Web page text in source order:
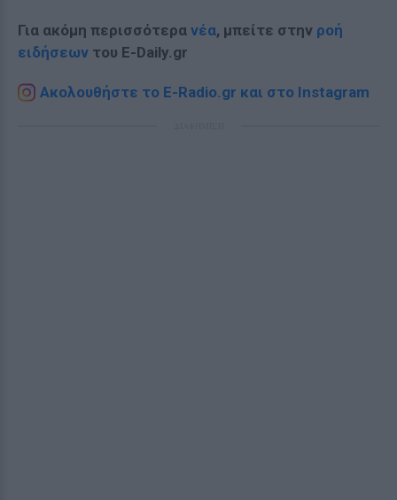
Για ακόμη περισσότερα νέα, μπείτε στην ροή
ειδήσεων του E-Daily.gr
Ακολουθήστε το E-Radio.gr και στο Instagram